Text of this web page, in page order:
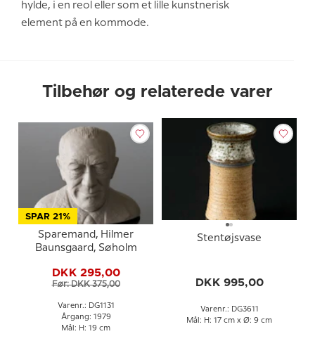
hylde, i en reol eller som et lille kunstnerisk
element på en kommode.
Tilbehør og relaterede varer
SPAR 21%
Sparemand, Hilmer
Baunsgaard, Søholm
DKK 295,00
Før: DKK 375,00
Varenr.: DG1131
Årgang: 1979
Mål: H: 19 cm
Stentøjsvase
DKK 995,00
Varenr.: DG3611
Mål: H: 17 cm x Ø: 9 cm